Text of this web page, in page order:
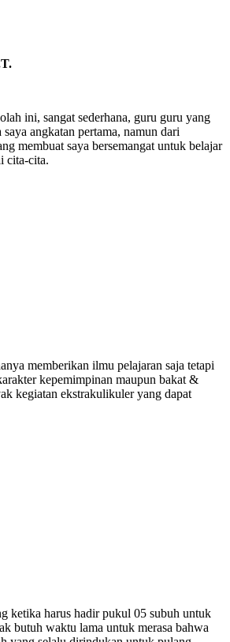
ini, sangat sederhana, guru guru yang
saya angkatan pertama, namun dari
membuat saya bersemangat untuk belajar
cita-cita.
memberikan ilmu pelajaran saja tetapi
kepemimpinan maupun bakat &
kegiatan ekstrakulikuler yang dapat
ketika harus hadir pukul 05 subuh untuk
butuh waktu lama untuk merasa bahwa